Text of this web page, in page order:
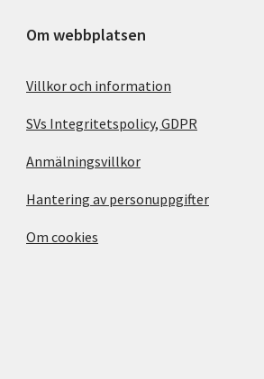
Om webbplatsen
Villkor och information
SVs Integritetspolicy, GDPR
Anmälningsvillkor
Hantering av personuppgifter
Om cookies